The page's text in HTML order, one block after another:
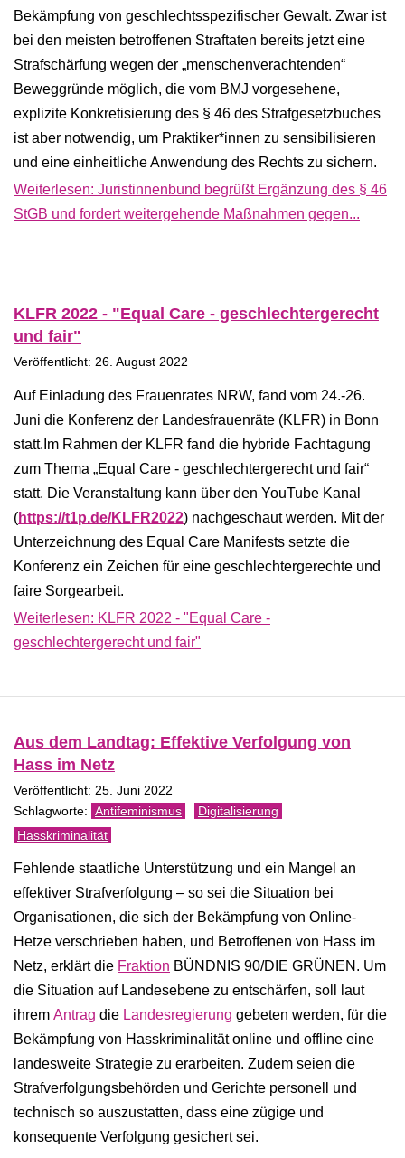
Bekämpfung von geschlechtsspezifischer Gewalt. Zwar ist
bei den meisten betroffenen Straftaten bereits jetzt eine
Strafschärfung wegen der „menschenverachtenden“
Beweggründe möglich, die vom BMJ vorgesehene,
explizite Konkretisierung des § 46 des Strafgesetzbuches
ist aber notwendig, um Praktiker*innen zu sensibilisieren
und eine einheitliche Anwendung des Rechts zu sichern.
Weiterlesen: Juristinnenbund begrüßt Ergänzung des § 46
StGB und fordert weitergehende Maßnahmen gegen...
KLFR 2022 - "Equal Care - geschlechtergerecht
und fair"
Veröffentlicht: 26. August 2022
Auf Einladung des Frauenrates NRW, fand vom 24.-26.
Juni die Konferenz der Landesfrauenräte (KLFR) in Bonn
statt.Im Rahmen der KLFR fand die hybride Fachtagung
zum Thema „Equal Care - geschlechtergerecht und fair“
statt. Die Veranstaltung kann über den YouTube Kanal
(https://t1p.de/KLFR2022) nachgeschaut werden. Mit der
Unterzeichnung des Equal Care Manifests setzte die
Konferenz ein Zeichen für eine geschlechtergerechte und
faire Sorgearbeit.
Weiterlesen: KLFR 2022 - "Equal Care -
geschlechtergerecht und fair"
Aus dem Landtag: Effektive Verfolgung von
Hass im Netz
Veröffentlicht: 25. Juni 2022
Antifeminismus
Digitalisierung
Hasskriminalität
Fehlende staatliche Unterstützung und ein Mangel an
effektiver Strafverfolgung – so sei die Situation bei
Organisationen, die sich der Bekämpfung von Online-
Hetze verschrieben haben, und Betroffenen von Hass im
Netz, erklärt die Fraktion BÜNDNIS 90/DIE GRÜNEN. Um
die Situation auf Landesebene zu entschärfen, soll laut
ihrem Antrag die Landesregierung gebeten werden, für die
Bekämpfung von Hasskriminalität online und offline eine
landesweite Strategie zu erarbeiten. Zudem seien die
Strafverfolgungsbehörden und Gerichte personell und
technisch so auszustatten, dass eine zügige und
konsequente Verfolgung gesichert sei.